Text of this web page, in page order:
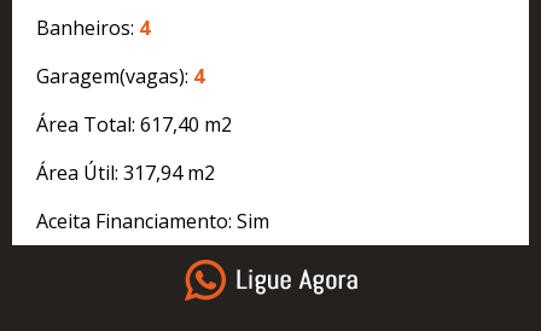
Banheiros: 4
Garagem(vagas): 4
Área Total: 617,40 m2
Área Útil: 317,94 m2
Aceita Financiamento: Sim